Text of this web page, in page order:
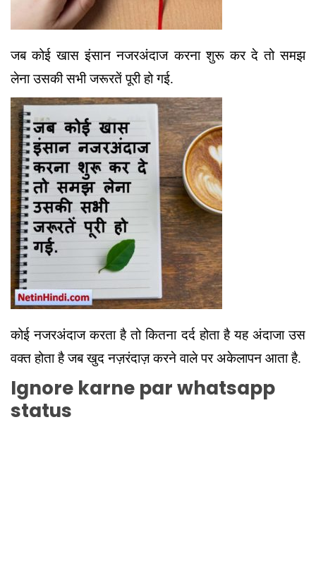
जब कोई खास इंसान नजरअंदाज करना शुरू कर दे तो समझ
लेना उसकी सभी जरूरतें पूरी हो गई.
कोई नजरअंदाज करता है तो कितना दर्द होता है यह अंदाजा उस
वक्त होता है जब खुद नज़रंदाज़ करने वाले पर अकेलापन आता है.
Ignore karne par whatsapp
status